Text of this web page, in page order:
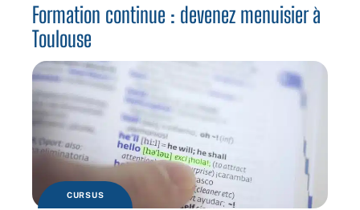
Formation continue : devenez menuisier à
Toulouse
CURSUS